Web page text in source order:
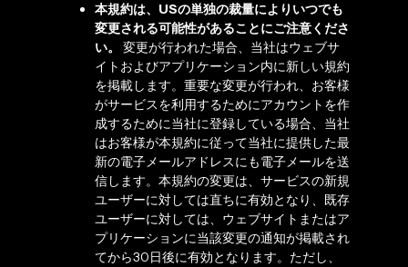
本規約は、USの単独の裁量によりいつでも
変更される可能性があることにご注意くださ
い。
変更が行われた場合、当社はウェブサ
イトおよびアプリケーション内に新しい規約
を掲載します。重要な変更が行われ、お客様
がサービスを利用するためにアカウントを作
成するために当社に登録している場合、当社
はお客様が本規約に従って当社に提供した最
新の電子メールアドレスにも電子メールを送
信します。本規約の変更は、サービスの新規
ユーザーに対しては直ちに有効となり、既存
ユーザーに対しては、ウェブサイトまたはア
プリケーションに当該変更の通知が掲載され
てから30日後に有効となります。ただし、